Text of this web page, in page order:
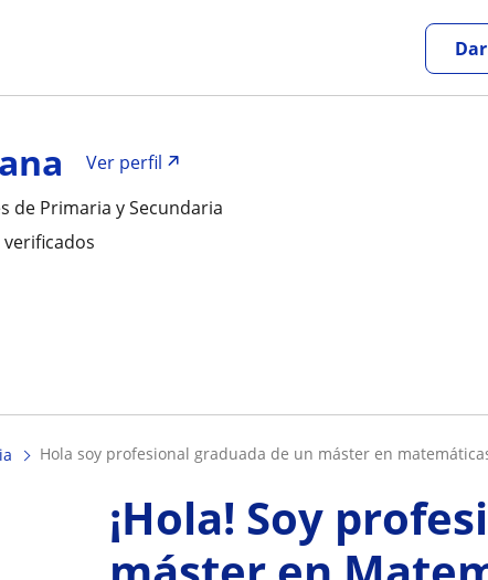
Ver perfil
de Primaria y Secundaria
verificados
hola soy profesional graduada de un máster en
¡Hola! Soy